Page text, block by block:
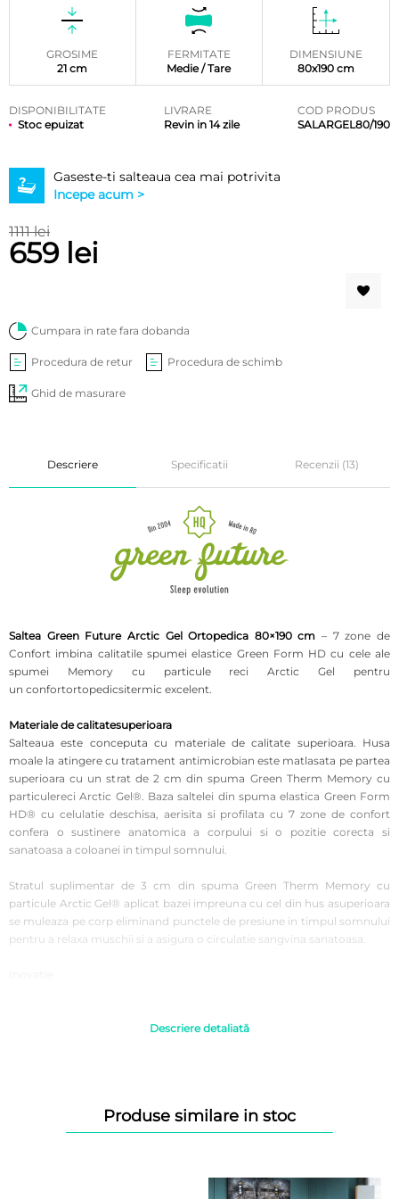
GROSIME
21 cm
FERMITATE
Medie / Tare
DIMENSIUNE
80x190 cm
DISPONIBILITATE
Stoc epuizat
LIVRARE
Revin in 14 zile
COD PRODUS
SALARGEL80/190
Gaseste-ti salteaua cea mai potrivita
Incepe acum >
1111 lei
659 lei
Cumpara in rate fara dobanda
Procedura de retur Procedura de schimb
Ghid de masurare
Descriere Specificatii Recenzii (13)
Saltea Green Future Arctic Gel Ortopedica 80×190 cm – 7 zone de
Confort imbina calitatile spumei elastice Green Form HD cu cele ale
spumei Memory cu particule reci Arctic Gel pentru
un confortortopedicsitermic excelent.
Materiale de calitatesuperioara
Salteaua este conceputa cu materiale de calitate superioara. Husa
moale la atingere cu tratament antimicrobian este matlasata pe partea
superioara cu un strat de 2 cm din spuma Green Therm Memory cu
particulereci Arctic Gel®. Baza saltelei din spuma elastica Green Form
HD® cu celulatie deschisa, aerisita si profilata cu 7 zone de confort
confera o sustinere anatomica a corpului si o pozitie corecta si
sanatoasa a coloanei in timpul somnului.
Stratul suplimentar de 3 cm din spuma Green Therm Memory cu
particule Arctic Gel® aplicat bazei impreuna cu cel din hus asuperioara
se muleaza pe corp eliminand punctele de presiune in timpul somnului
pentru a relaxa muschii si a asigura o circulatie sangvina sanatoasa.
timpul somnului. 7 zone de confort au fost create special pentru o
Mentinerea unui mediu uscat previne aparitia microbilor si
In plus, profilarea stratului de suport aduce pe langa beneficiile celor 7
Descriere detaliată
Produse similare in stoc